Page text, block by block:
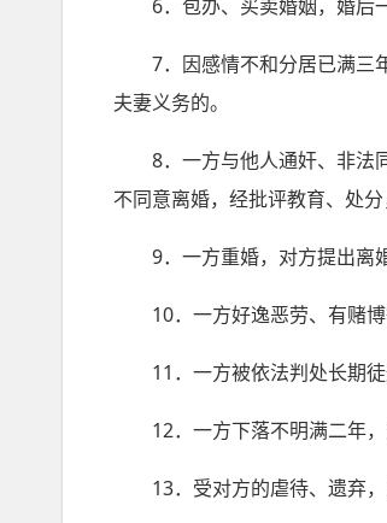
6．包办、买卖婚姻，婚后一
7．因感情不和分居已满三年
夫妻义务的。
8．一方与他人通奸、非法同
不同意离婚，经批评教育、处
9．一方重婚，对方提出离婚
10．一方好逸恶劳、有赌博
11．一方被依法判处长期徒
12．一方下落不明满二年，
13．受对方的虐待、遗弃，